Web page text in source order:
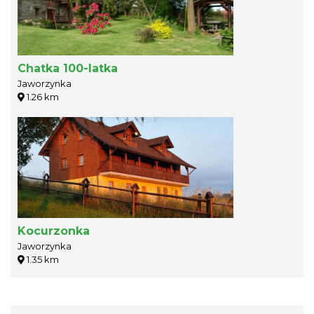
Chatka 100-latka
Jaworzynka
1.26 km
Kocurzonka
Jaworzynka
1.35 km